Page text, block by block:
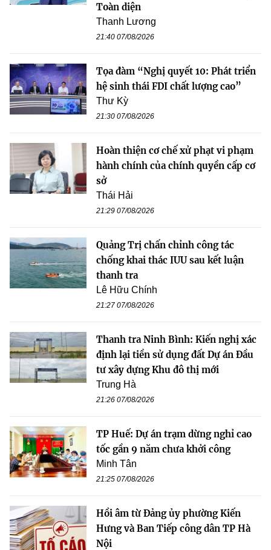
Toàn diện
Thanh Lương
21:40 07/08/2026
Tọa đàm “Nghị quyết 10: Phát triển
hệ sinh thái FDI chất lượng cao”
Thư Kỳ
21:30 07/08/2026
Hoàn thiện cơ chế xử phạt vi phạm
hành chính của chính quyền cấp cơ
sở
Thái Hải
21:29 07/08/2026
Quảng Trị chấn chỉnh công tác
chống khai thác IUU sau kết luận
thanh tra
Lê Hữu Chính
21:27 07/08/2026
Thanh tra Ninh Bình: Kiến nghị xác
định lại tiền sử dụng đất Dự án Đầu
tư xây dựng Khu đô thị mới
Trung Hà
21:26 07/08/2026
TP Huế: Dự án trạm dừng nghỉ cao
tốc gần 9 năm chưa khởi công
Minh Tân
21:25 07/08/2026
Hồi âm từ Đảng ủy phường Kiến
Hưng và Ban Tiếp công dân TP Hà
Nội